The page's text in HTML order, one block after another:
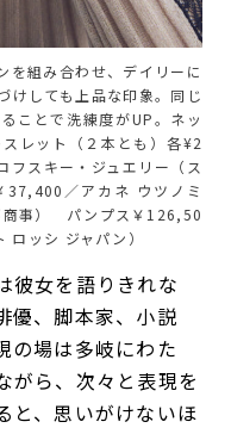
を組み合わせ、デイリーに
けしても上品な印象。同じ
ことで洗練度がUP。ネッ
レット（２本とも）各¥2
スキー・ジュエリー（ス
／アカネ ウツノミ
事） パンプス￥126,50
ッシ ジャパン）
彼女を語りきれな
優、脚本家、小説
の場は多岐にわた
がら、次々と表現を
と、思いがけないほ